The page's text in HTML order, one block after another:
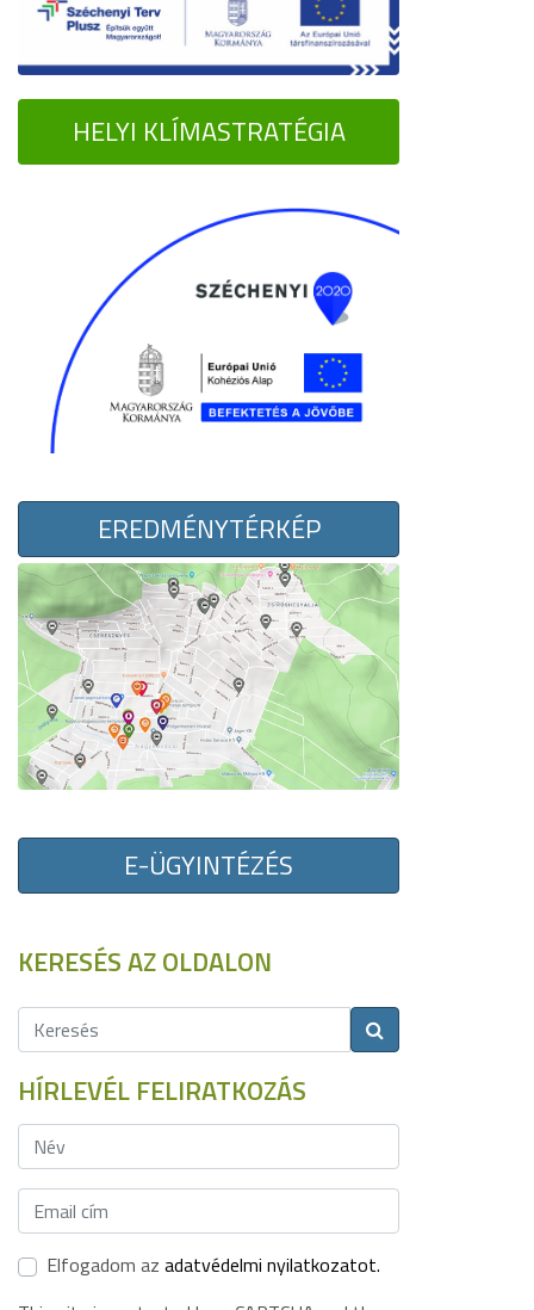
HELYI KLÍMASTRATÉGIA
EREDMÉNYTÉRKÉP
E-ÜGYINTÉZÉS
KERESÉS AZ OLDALON
HÍRLEVÉL FELIRATKOZÁS
Elfogadom az adatvédelmi nyilatkozatot.